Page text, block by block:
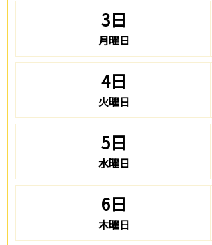
3日
月曜日
4日
火曜日
5日
水曜日
6日
木曜日